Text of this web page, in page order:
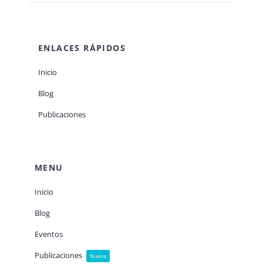
ENLACES RÁPIDOS
Inicio
Blog
Publicaciones
MENU
Inicio
Blog
Eventos
Publicaciones
Nueva